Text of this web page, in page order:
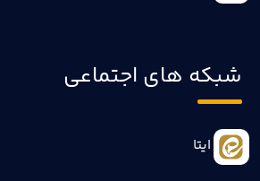
شبکه های اجتماعی
ایتا